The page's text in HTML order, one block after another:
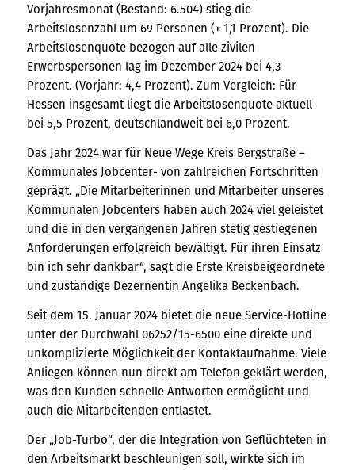
Vorjahresmonat (Bestand: 6.504) stieg die
Arbeitslosenzahl um 69 Personen (+ 1,1 Prozent). Die
Arbeitslosenquote bezogen auf alle zivilen
Erwerbspersonen lag im Dezember 2024 bei 4,3
Prozent. (Vorjahr: 4,4 Prozent). Zum Vergleich: Für
Hessen insgesamt liegt die Arbeitslosenquote aktuell
bei 5,5 Prozent, deutschlandweit bei 6,0 Prozent.
Das Jahr 2024 war für Neue Wege Kreis Bergstraße –
Kommunales Jobcenter- von zahlreichen Fortschritten
geprägt. „Die Mitarbeiterinnen und Mitarbeiter unseres
Kommunalen Jobcenters haben auch 2024 viel geleistet
und die in den vergangenen Jahren stetig gestiegenen
Anforderungen erfolgreich bewältigt. Für ihren Einsatz
bin ich sehr dankbar“, sagt die Erste Kreisbeigeordnete
und zuständige Dezernentin Angelika Beckenbach.
Seit dem 15. Januar 2024 bietet die neue Service-Hotline
unter der Durchwahl 06252/15-6500 eine direkte und
unkomplizierte Möglichkeit der Kontaktaufnahme. Viele
Anliegen können nun direkt am Telefon geklärt werden,
was den Kunden schnelle Antworten ermöglicht und
auch die Mitarbeitenden entlastet.
Der „Job-Turbo“, der die Integration von Geflüchteten in
den Arbeitsmarkt beschleunigen soll, wirkte sich im